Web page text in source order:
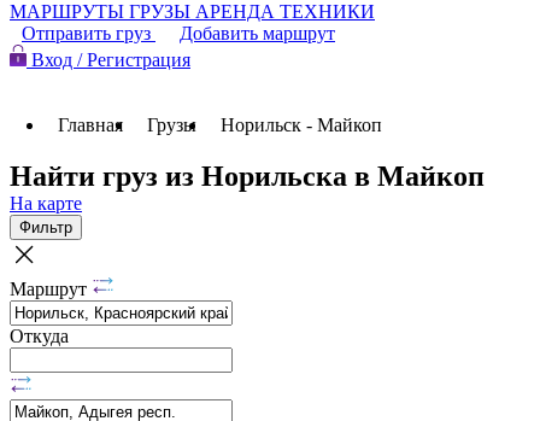
МАРШРУТЫ ГРУЗЫ АРЕНДА ТЕХНИКИ
Отправить груз
Добавить маршрут
Вход / Регистрация
Главная Грузы Норильск - Майкоп
Найти груз из Норильска в Майкоп
На карте
Фильтр
Маршрут
Откуда